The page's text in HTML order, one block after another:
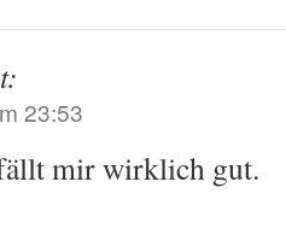
23:53
mir wirklich gut.